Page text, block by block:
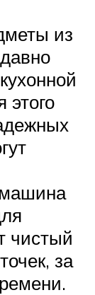
из
этого
чистый
за